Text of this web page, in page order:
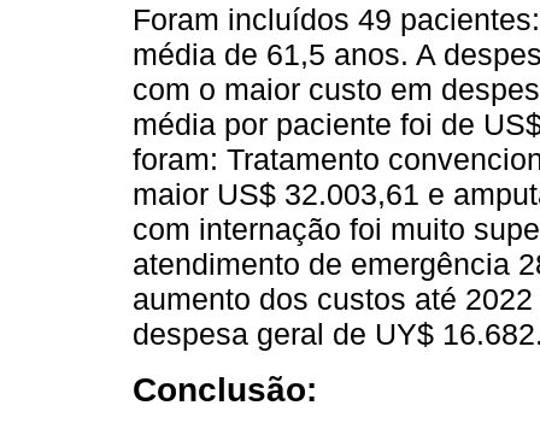
Foram incluídos 49
média de 61,5 anos. A
com o maior custo em
média por paciente foi de
foram: Tratamento
maior US$ 32.003,61 e
com internação foi muito
atendimento de emergência
aumento dos custos até
despesa geral de UY$
Conclusão: